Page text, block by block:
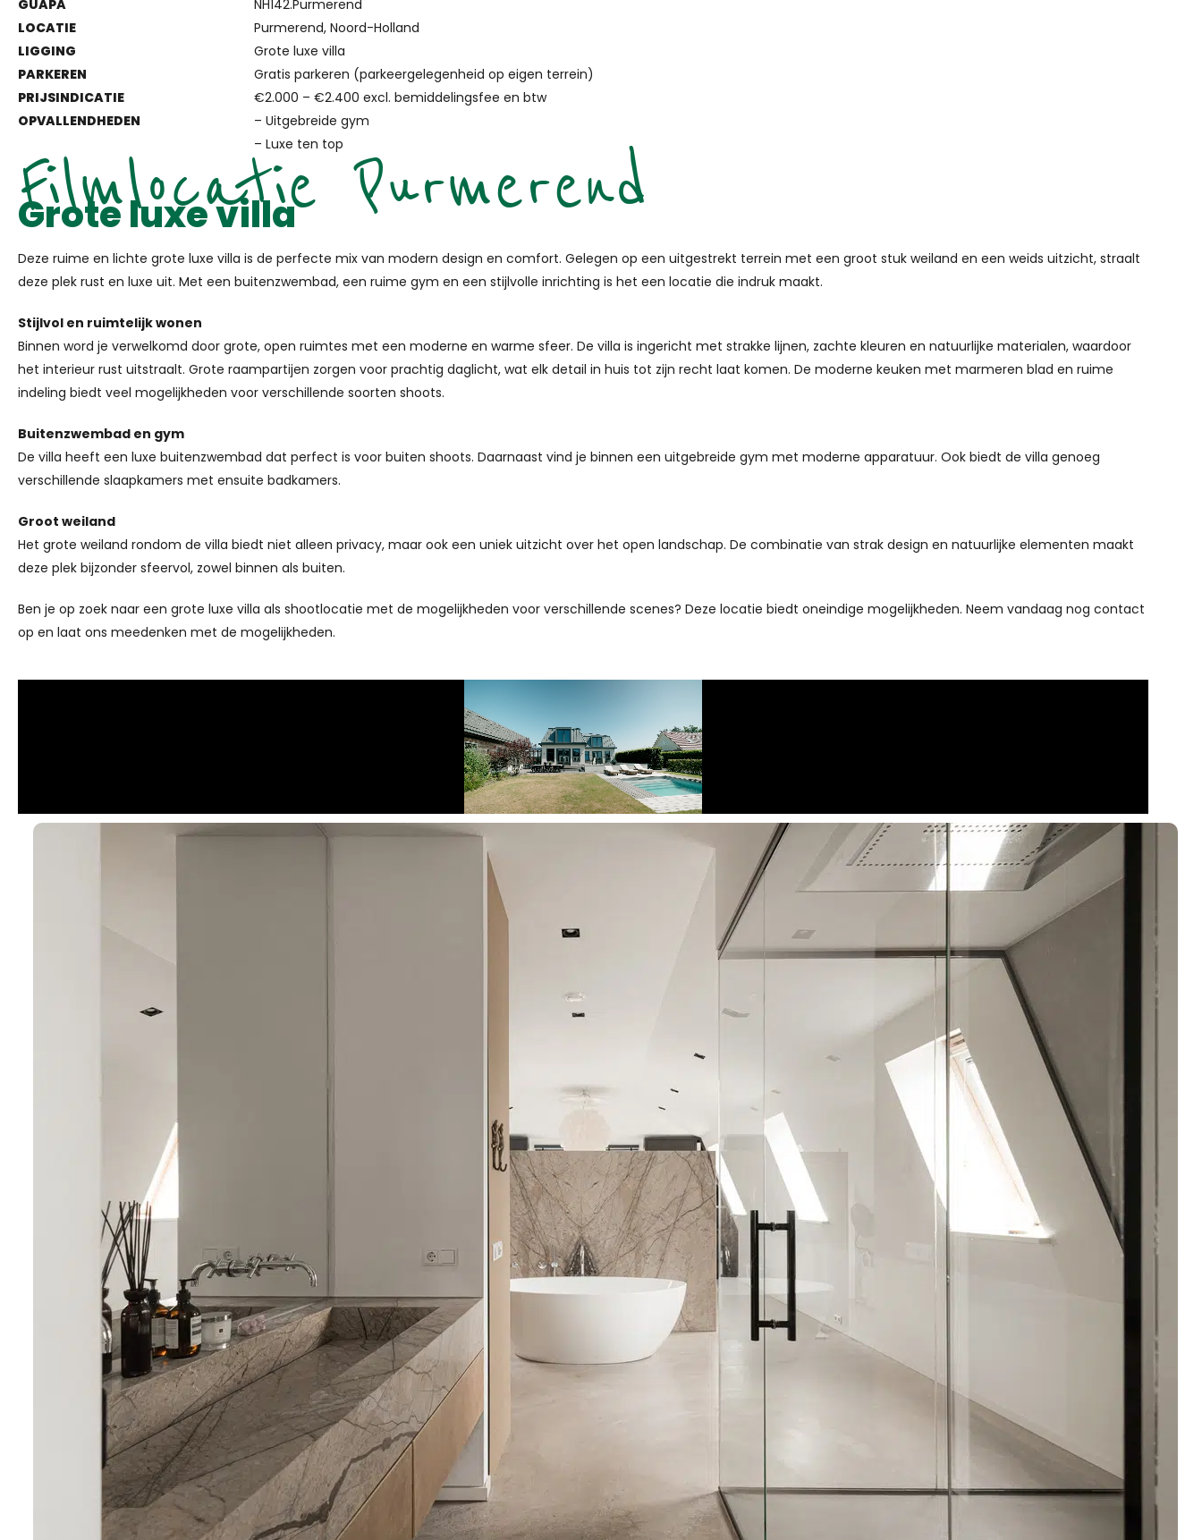
GUAPA
LOCATIE
LIGGING
PARKEREN
PRIJSINDICATIE
OPVALLENDHEDEN
NH142.Purmerend
Purmerend, Noord-Holland
Grote luxe villa
Gratis parkeren (parkeergelegenheid op eigen terrein)
€2.000 – €2.400 excl. bemiddelingsfee en btw
– Uitgebreide gym
– Luxe ten top
Grote luxe villa
Filmlocatie Purmerend
Deze ruime en lichte grote luxe villa is de perfecte mix van modern design en comfort. Gelegen op een uitgestrekt terrein met een groot stuk weiland en een weids uitzicht, straalt
deze plek rust en luxe uit. Met een buitenzwembad, een ruime gym en een stijlvolle inrichting is het een locatie die indruk maakt.
Stijlvol en ruimtelijk wonen
Binnen word je verwelkomd door grote, open ruimtes met een moderne en warme sfeer. De villa is ingericht met strakke lijnen, zachte kleuren en natuurlijke materialen, waardoor
het interieur rust uitstraalt. Grote raampartijen zorgen voor prachtig daglicht, wat elk detail in huis tot zijn recht laat komen. De moderne keuken met marmeren blad en ruime
indeling biedt veel mogelijkheden voor verschillende soorten shoots.
Buitenzwembad en gym
De villa heeft een luxe buitenzwembad dat perfect is voor buiten shoots. Daarnaast vind je binnen een uitgebreide gym met moderne apparatuur. Ook biedt de villa genoeg
verschillende slaapkamers met ensuite badkamers.
Groot weiland
Het grote weiland rondom de villa biedt niet alleen privacy, maar ook een uniek uitzicht over het open landschap. De combinatie van strak design en natuurlijke elementen maakt
deze plek bijzonder sfeervol, zowel binnen als buiten.
Ben je op zoek naar een grote luxe villa als shootlocatie met de mogelijkheden voor verschillende scenes? Deze locatie biedt oneindige mogelijkheden. Neem vandaag nog contact
op en laat ons meedenken met de mogelijkheden.